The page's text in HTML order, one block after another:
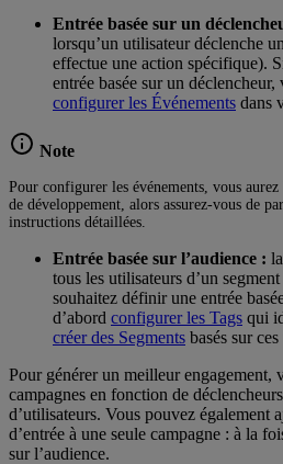
Entrée basée sur un
lorsqu’un utilisateur déclenche
effectue une action spécifique).
entrée basée sur un déclencheur,
configurer les Événements dans
Note
Pour configurer les événements, vous
de développement, alors assurez-vous de
instructions détaillées.
Entrée basée sur l’audience :
tous les utilisateurs d’un
souhaitez définir une entrée
d’abord configurer les Tags qui
créer des Segments basés sur ces
Pour générer un meilleur engagement,
campagnes en fonction de
d’utilisateurs. Vous pouvez également
d’entrée à une seule campagne : à la
sur l’audience.